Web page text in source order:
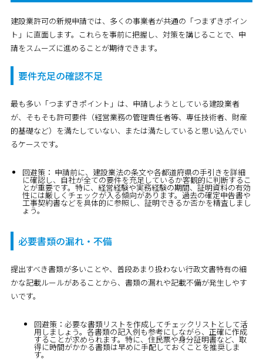
建設業許可の新規申請では、多くの事業者が共通の「つまずきポイン
ト」に直面します。これらを事前に把握し、対策を講じることで、申
請をスムーズに進めることが期待できます。
要件充足の確認不足
最も多い「つまずきポイント」は、申請しようとしている建設業者
が、そもそも許可要件（経営業務の管理責任者等、専任技術者、財産
的基礎など）を満たしていない、または満たしていると思い込んでい
るケースです。
回避策： 申請前に、建設業法の条文や各都道府県の手引きを詳細
に確認し、自社が全ての要件を充足しているか客観的に判断するこ
とが重要です。特に、経営経験や実務経験の期間、証明資料の有効
性には厳しくチェックが入る傾向があります。過去の確定申告書や
工事契約書などを具体的に参照し、証明できるか否かを精査しまし
ょう。
必要書類の漏れ・不備
提出すべき書類が多いことや、普段あまり扱わない行政文書特有の細
かな記載ルールがあることから、書類の漏れや記載不備が発生しやす
いです。
回避策：必要な書類リストを作成してチェックリストとして活
用しましょう。各書類の記入例も参考にしながら、正確に作成
することが求められます。特に、住民票や身分証明書など、取
得に時間がかかる書類は早めに手配しておくことを推奨しま
す。